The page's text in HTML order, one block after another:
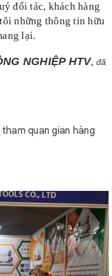
đối tác, khách hàng
những thông tin hữu
lại.
NGHIỆP HTV, đã
quan gian hàng